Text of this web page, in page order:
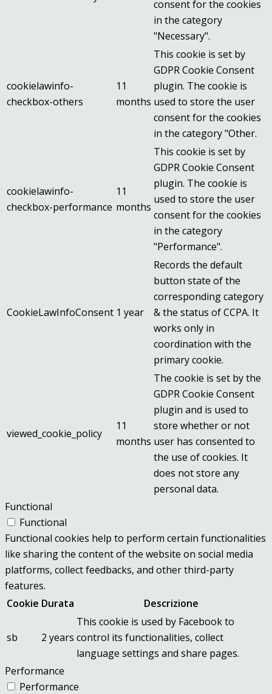
consent for the cookies
in the category
"Necessary".
cookielawinfo-
checkbox-others
11
months
This cookie is set by
GDPR Cookie Consent
plugin. The cookie is
used to store the user
consent for the cookies
in the category "Other.
cookielawinfo-
checkbox-performance
11
months
This cookie is set by
GDPR Cookie Consent
plugin. The cookie is
used to store the user
consent for the cookies
in the category
"Performance".
CookieLawInfoConsent 1 year
Records the default
button state of the
corresponding category
& the status of CCPA. It
works only in
coordination with the
primary cookie.
viewed_cookie_policy
11
months
The cookie is set by the
GDPR Cookie Consent
plugin and is used to
store whether or not
user has consented to
the use of cookies. It
does not store any
personal data.
Functional
Functional
Functional cookies help to perform certain functionalities
like sharing the content of the website on social media
platforms, collect feedbacks, and other third-party
features.
Cookie Durata Descrizione
sb 2 years
This cookie is used by Facebook to
control its functionalities, collect
language settings and share pages.
Performance
Performance